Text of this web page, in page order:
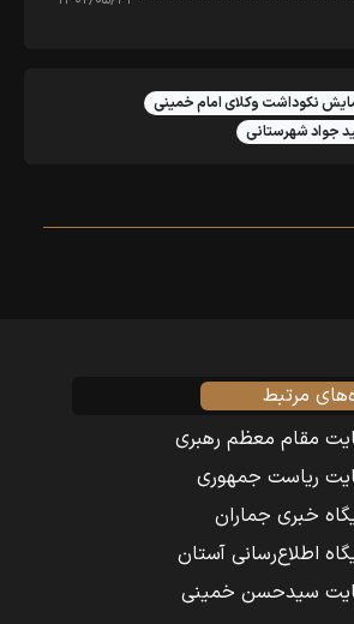
نکوداشت وکلای امام خمینی
جواد شهرستانی
مرتبط
مقام معظم رهبری
ریاست جمهوری
خبری جماران
اطلاع‌رسانی آستان
سیدحسن خمینی